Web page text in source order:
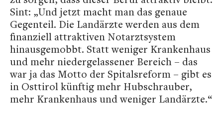
Sint: „Und jetzt macht man das genaue
Gegenteil. Die Landärzte werden aus dem
finanziell attraktiven Notarztsystem
hinausgemobbt. Statt weniger Krankenhaus
und mehr niedergelassener Bereich – das
war ja das Motto der Spitalsreform – gibt es
in Osttirol künftig mehr Hubschrauber,
mehr Krankenhaus und weniger Landärzte.“